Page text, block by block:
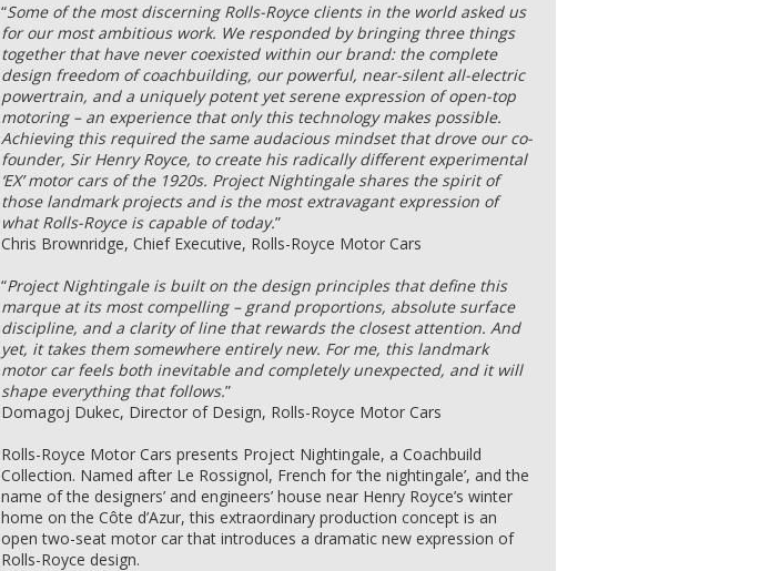
“Some of the most discerning Rolls-Royce clients in the world asked us
for our most ambitious work. We responded by bringing three things
together that have never coexisted within our brand: the complete
design freedom of coachbuilding, our powerful, near-silent all-electric
powertrain, and a uniquely potent yet serene expression of open-top
motoring – an experience that only this technology makes possible.
Achieving this required the same audacious mindset that drove our co-
founder, Sir Henry Royce, to create his radically different experimental
‘EX’ motor cars of the 1920s. Project Nightingale shares the spirit of
those landmark projects and is the most extravagant expression of
what Rolls-Royce is capable of today.”
Chris Brownridge, Chief Executive, Rolls-Royce Motor Cars
“Project Nightingale is built on the design principles that define this
marque at its most compelling – grand proportions, absolute surface
discipline, and a clarity of line that rewards the closest attention. And
yet, it takes them somewhere entirely new. For me, this landmark
motor car feels both inevitable and completely unexpected, and it will
shape everything that follows.”
Domagoj Dukec, Director of Design, Rolls-Royce Motor Cars
Rolls-Royce Motor Cars presents Project Nightingale, a Coachbuild
Collection. Named after Le Rossignol, French for ‘the nightingale’, and the
name of the designers’ and engineers’ house near Henry Royce’s winter
home on the Côte d’Azur, this extraordinary production concept is an
open two-seat motor car that introduces a dramatic new expression of
Rolls-Royce design.